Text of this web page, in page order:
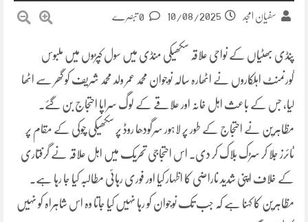
سفیان امجد 10/08/2025
پنڈی بھٹیاں کے نواحی علاقہ سکھیکی منڈی میں سول کپڑوں میں ملبوس
گورنمنٹ اہلکاروں نے اٹھارہ سالہ نوجوان محمد عمر ولد محمد شریف کو گھر سے اٹھا
لیا، جس کے باعث اہل خانہ اور علاقے کے لوگ سراپا احتجاج بن گئے۔
مظاہرین نے احتجاج کے طور پر لاہور سرگودھا روڈ پر سکھیکی چوکی کے مقام پر
ٹائرز جلا کر سڑک بلاک کر دی۔ اس احتجاجی تحریک میں اہل علاقہ نے گرفتاری
کے خلاف اپنی شدید ناراضی کا اظہار کیا اور فوری رہائی مطالبہ کیا جا رہا ہے۔
مظاہرین کا کہنا ہے کہ جب تک نوجوان کو رہا نہیں کیا جاتا وہ اس شاہراہ کو نہیں